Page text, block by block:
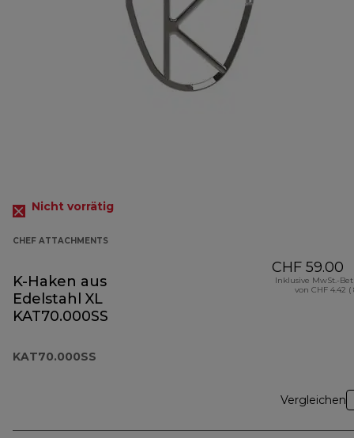
Nicht vorrätig
CHEF ATTACHMENTS
K-Haken aus
Edelstahl XL
KAT70.000SS
KAT70.000SS
CHF 59.00
Inklusive MwSt.-
von CHF 4.42 (
Vergleichen